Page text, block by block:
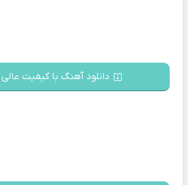
دانلود آهنگ با کیفیت عالی 320